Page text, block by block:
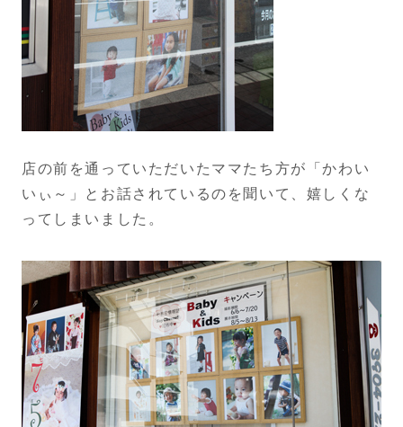
店の前を通っていただいたママたち方が「かわい
いぃ～」とお話されているのを聞いて、嬉しくな
ってしまいました。